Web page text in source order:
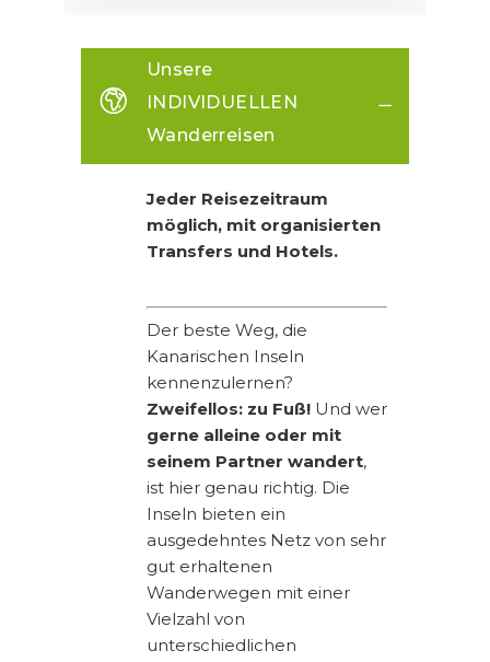
Unsere
INDIVIDUELLEN
Wanderreisen
Jeder Reisezeitraum
möglich, mit organisierten
Transfers und Hotels.
Der beste Weg, die
Kanarischen Inseln
kennenzulernen?
Zweifellos: zu Fuß! Und wer
gerne alleine oder mit
seinem Partner wandert,
ist hier genau richtig. Die
Inseln bieten ein
ausgedehntes Netz von sehr
gut erhaltenen
Wanderwegen mit einer
Vielzahl von
unterschiedlichen